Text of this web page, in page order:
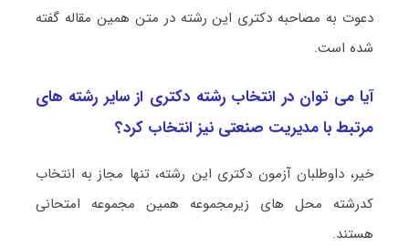
دعوت به مصاحبه دکتری این رشته در متن همین مقاله گفته
شده است.
آیا می توان در انتخاب رشته دکتری از سایر رشته های
مرتبط با مدیریت صنعتی نیز انتخاب کرد؟
خیر، داوطلبان آزمون دکتری این رشته، تنها مجاز به انتخاب
کدرشته محل های زیرمجموعه همین مجموعه امتحانی
هستند.